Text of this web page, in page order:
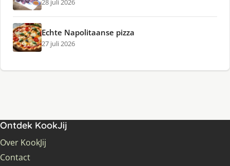
28 juli 2026
Echte Napolitaanse pizza
27 juli 2026
Ontdek KookJij
Over KookJij
Contact